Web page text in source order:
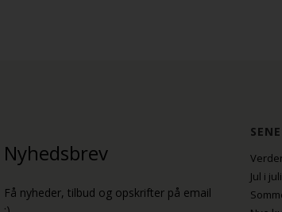
Nyhedsbrev
Få nyheder, tilbud og opskrifter på email
Jul i